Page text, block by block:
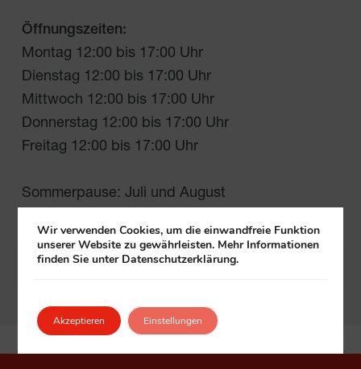
Öffnungszeiten:
Montag 12:00 bis 17:00 Uhr
Dienstag 12:00 bis 17:00 Uhr
Mittwoch 12:00 bis 17:00 Uhr
Donnerstag 12:00 bis 17:00 Uhr
Freitag 12:00 bis 17:00 Uhr
Sommerpause: Juli und August
In Google Maps öffnen
Wir verwenden Cookies, um die einwandfreie Funktion
unserer Website zu gewährleisten. Mehr Informationen
finden Sie unter Datenschutzerklärung.
Akzeptieren Einstellungen